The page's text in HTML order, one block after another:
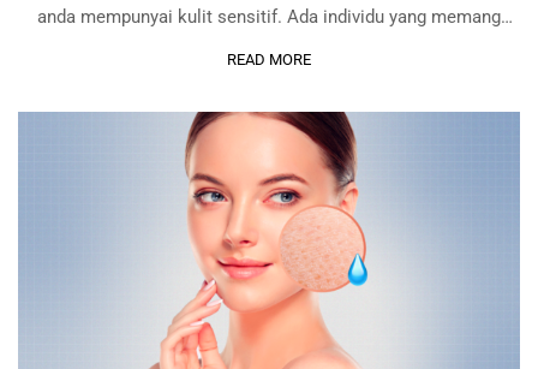
anda mempunyai kulit sensitif. Ada individu yang memang
dilahirkan dengan kulit yang lebih sensitif. Namun, sesiapa
READ MORE